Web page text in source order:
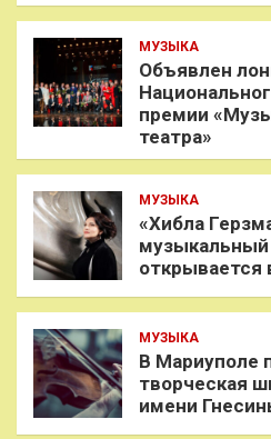
МУЗЫКА
Объявлен
премии
театра»
МУЗЫКА
«Хибла
открывается
МУЗЫКА
В Мариуполе
творческая
имени